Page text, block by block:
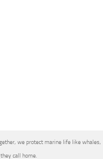
we protect marine life like whales,
call home.